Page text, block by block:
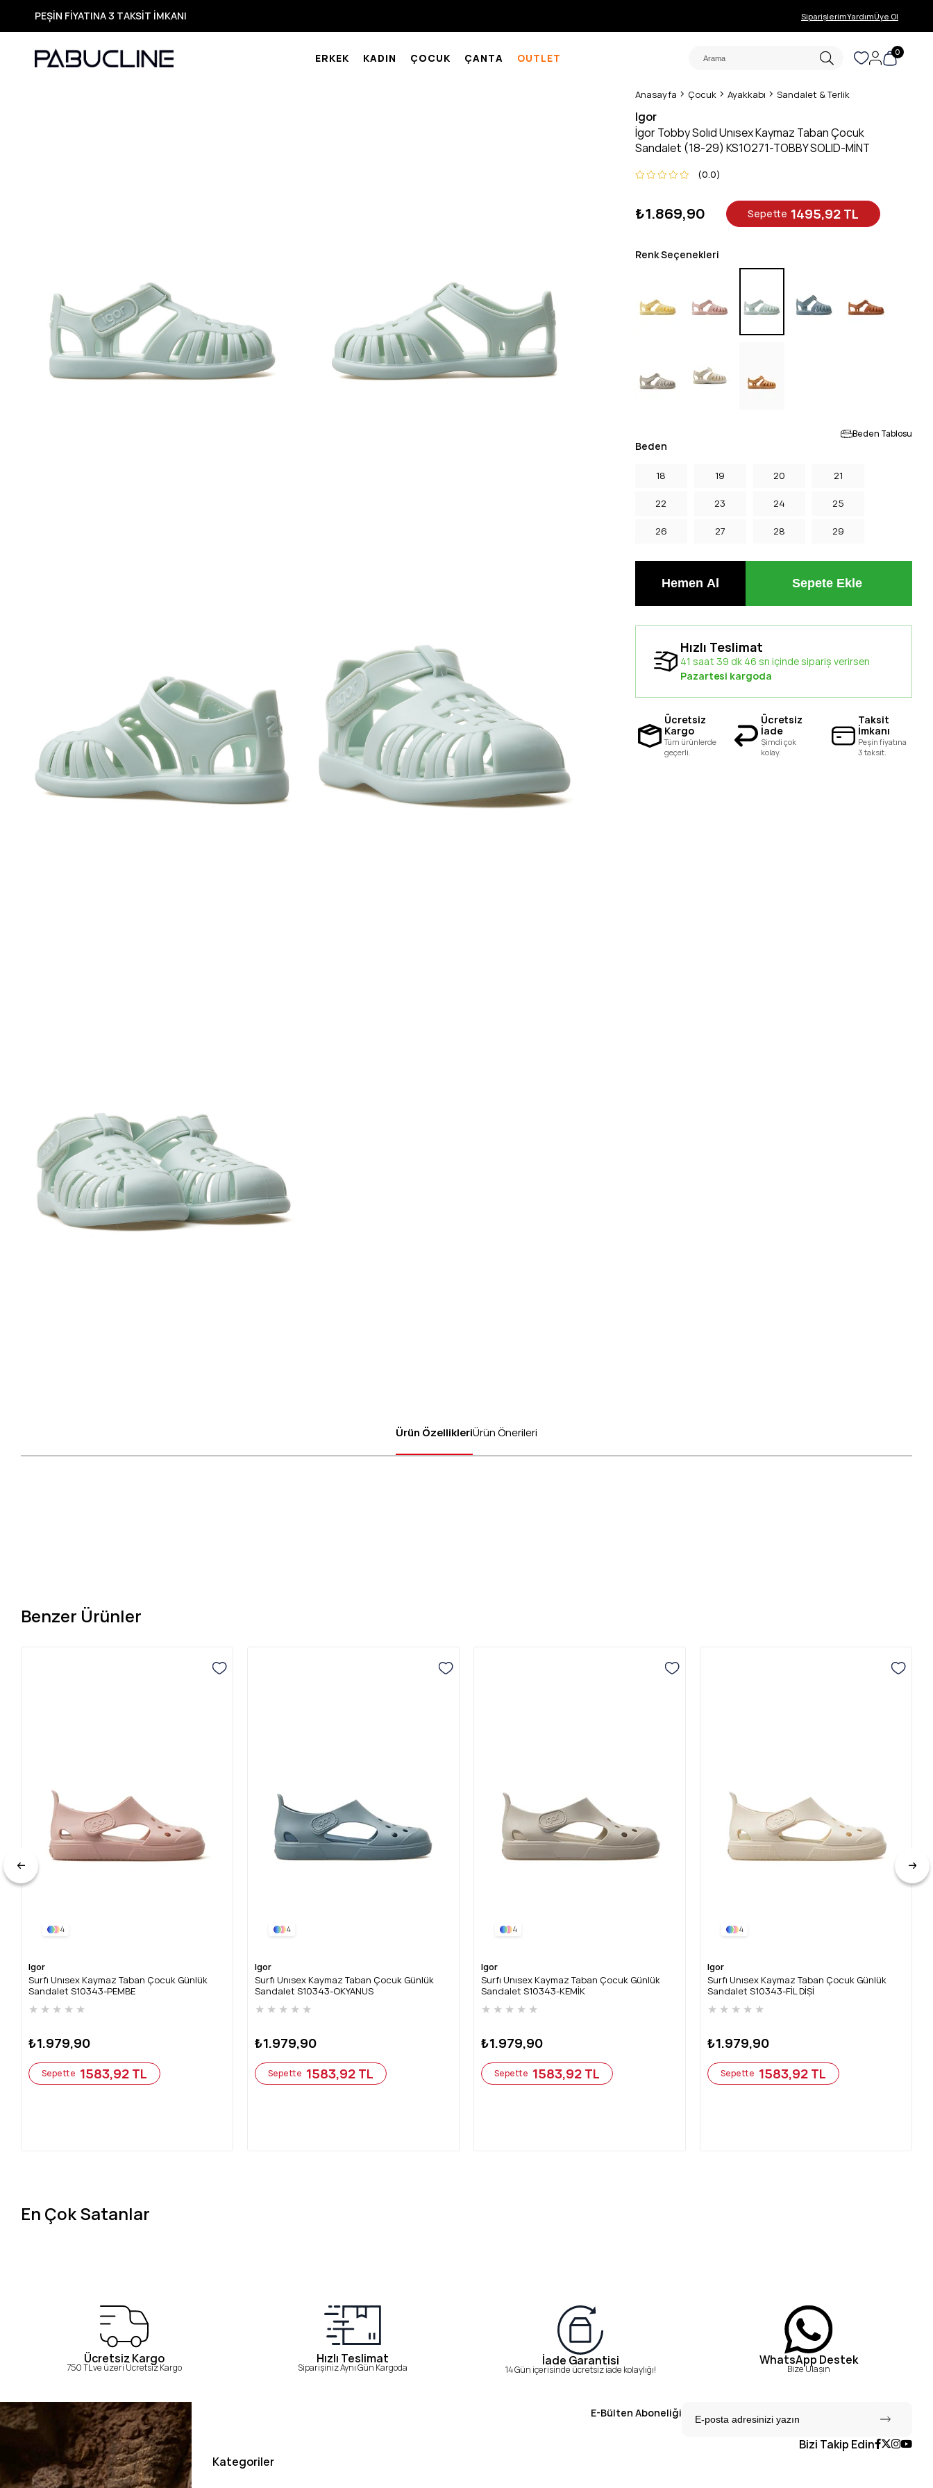
TÜM ÜRÜNLERDE ÜCRETSİZ KARGO
Yeni Sezon Ürünlerde Özel Fırsatlar
Seçili Ürünlerde Hızlı Teslimat
SiparişlerimYardımÜye Ol
ERKEK KADIN ÇOCUK ÇANTA OUTLET 0
Anasayfa Çocuk Ayakkabı Sandalet & Terlik
Igor
İgor Tobby Solıd Unısex Kaymaz Taban Çocuk
Sandalet (18-29) KS10271-TOBBY SOLID-MİNT
0.0
₺1.869,90 Sepette 1495,92 TL
Renk Seçenekleri
Beden Tablosu
Beden
18 19 20 21
22 23 24 25
26 27 28 29
Hızlı Teslimat
41 saat 39 dk 45 sn içinde sipariş verirsen
Pazartesi kargoda
Ücretsiz
Kargo
Tüm ürünlerde
geçerli.
Ücretsiz
İade
Şimdi çok
kolay.
Taksit
İmkanı
Peşin fiyatına
3 taksit.
Ürün ÖzellikleriÜrün Önerileri
Benzer Ürünler
4
Igor
Surfı Unısex Kaymaz Taban Çocuk Günlük
Sandalet S10343-PEMBE
★ ★ ★ ★ ★
₺1.979,90
Sepette 1583,92 TL
4
Igor
Surfı Unısex Kaymaz Taban Çocuk Günlük
Sandalet S10343-OKYANUS
★ ★ ★ ★ ★
₺1.979,90
Sepette 1583,92 TL
4
Igor
Surfı Unısex Kaymaz Taban Çocuk Günlük
Sandalet S10343-KEMİK
★ ★ ★ ★ ★
₺1.979,90
Sepette 1583,92 TL
4
Igor
Surfı Unısex Kaymaz Taban Çocuk Günlük
Sandalet S10343-FİL DİŞİ
★ ★ ★ ★ ★
₺1.979,90
Sepette 1583,92 TL
En Çok Satanlar
Ücretsiz Kargo
750 TL ve üzeri Ücretsiz Kargo
Hızlı Teslimat
Siparişiniz Aynı Gün Kargoda İade Garantisi
14 Gün içerisinde ücretsiz iade kolaylığı!
WhatsApp Destek
Bize Ulaşın
E-Bülten Aboneliği
Bizi Takip Edin
Kategoriler